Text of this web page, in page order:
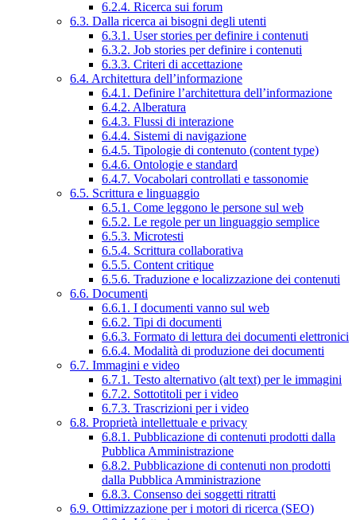
6.2.4. Ricerca sui forum
6.3. Dalla ricerca ai bisogni degli utenti
6.3.1. User stories per definire i contenuti
6.3.2. Job stories per definire i contenuti
6.3.3. Criteri di accettazione
6.4. Architettura dell’informazione
6.4.1. Definire l’architettura dell’informazione
6.4.2. Alberatura
6.4.3. Flussi di interazione
6.4.4. Sistemi di navigazione
6.4.5. Tipologie di contenuto (content type)
6.4.6. Ontologie e standard
6.4.7. Vocabolari controllati e tassonomie
6.5. Scrittura e linguaggio
6.5.1. Come leggono le persone sul web
6.5.2. Le regole per un linguaggio semplice
6.5.3. Microtesti
6.5.4. Scrittura collaborativa
6.5.5. Content critique
6.5.6. Traduzione e localizzazione dei contenuti
6.6. Documenti
6.6.1. I documenti vanno sul web
6.6.2. Tipi di documenti
6.6.3. Formato di lettura dei documenti elettronici
6.6.4. Modalità di produzione dei documenti
6.7. Immagini e video
6.7.1. Testo alternativo (alt text) per le immagini
6.7.2. Sottotitoli per i video
6.7.3. Trascrizioni per i video
6.8. Proprietà intellettuale e privacy
6.8.1. Pubblicazione di contenuti prodotti dalla
Pubblica Amministrazione
6.8.2. Pubblicazione di contenuti non prodotti
dalla Pubblica Amministrazione
6.8.3. Consenso dei soggetti ritratti
6.9. Ottimizzazione per i motori di ricerca (SEO)